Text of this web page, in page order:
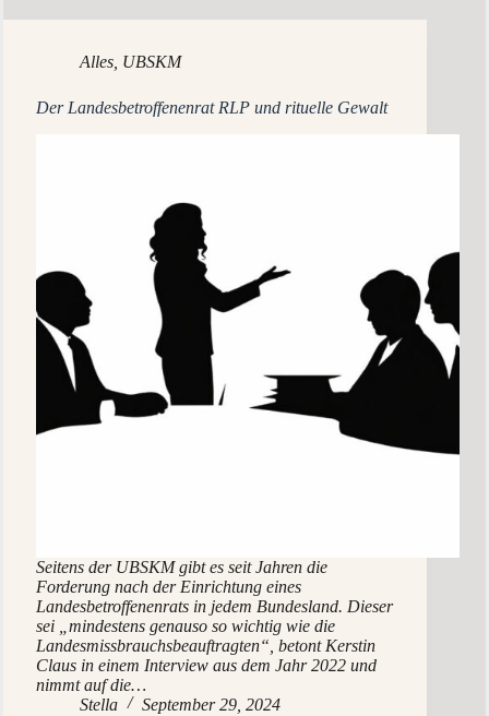
Alles UBSKM
Der Landesbetroffenenrat RLP und rituelle Gewalt
Seitens der UBSKM gibt es seit Jahren die
Forderung nach der Einrichtung eines
Landesbetroffenenrats in jedem Bundesland. Dieser
sei „mindestens genauso so wichtig wie die
Landesmissbrauchsbeauftragten“, betont Kerstin
Claus in einem Interview aus dem Jahr 2022 und
nimmt auf die…
Stella
September 29, 2024